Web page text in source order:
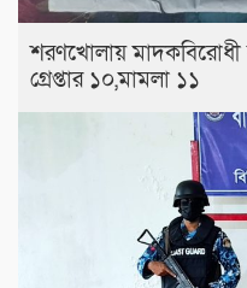
শরণখোলায় মাদকবিরোধী
গ্রেপ্তার ১০,মামলা ১১